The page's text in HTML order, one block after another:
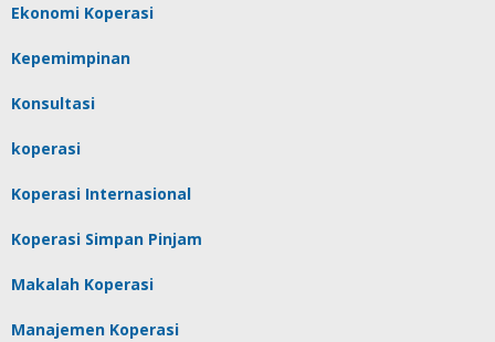
Ekonomi Koperasi
Kepemimpinan
Konsultasi
koperasi
Koperasi Internasional
Koperasi Simpan Pinjam
Makalah Koperasi
Manajemen Koperasi